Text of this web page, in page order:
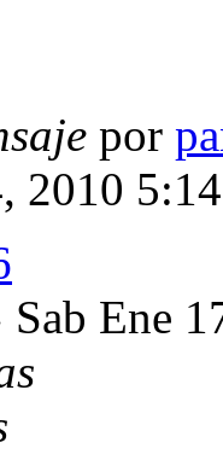
por
2010
Sab Ene